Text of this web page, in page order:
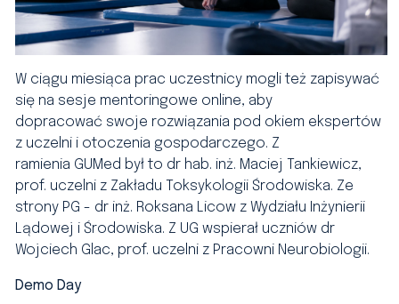
W ciągu miesiąca prac uczestnicy mogli też zapisywać
się na sesje mentoringowe online, aby
dopracować swoje rozwiązania pod okiem ekspertów
z uczelni i otoczenia gospodarczego. Z
ramienia GUMed był to dr hab. inż. Maciej Tankiewicz,
prof. uczelni z Zakładu Toksykologii Środowiska. Ze
strony PG - dr inż. Roksana Licow z Wydziału Inżynierii
Lądowej i Środowiska. Z UG wspierał uczniów dr
Wojciech Glac, prof. uczelni z Pracowni Neurobiologii.
Demo Day